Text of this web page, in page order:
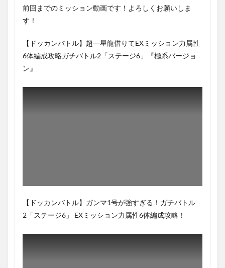
前回までのミッション動画です！よろしくお願いしま
す！
【ドッカンバトル】超一星龍借りてEXミッション力属性
6体編成攻略ガチバトル2「ステージ6」『極系バージョ
ン』
【ドッカンバトル】ガンマ1号が強すぎる！ガチバトル
2「ステージ6」 EXミッション力属性6体編成攻略！